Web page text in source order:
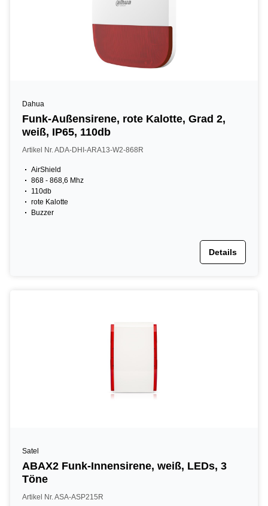
Dahua
Funk-Außensirene, rote Kalotte, Grad 2,
weiß, IP65, 110db
Artikel Nr. ADA-DHI-ARA13-W2-868R
AirShield
868 - 868,6 Mhz
110db
rote Kalotte
Buzzer
Details
Satel
ABAX2 Funk-Innensirene, weiß, LEDs, 3
Töne
Artikel Nr. ASA-ASP215R